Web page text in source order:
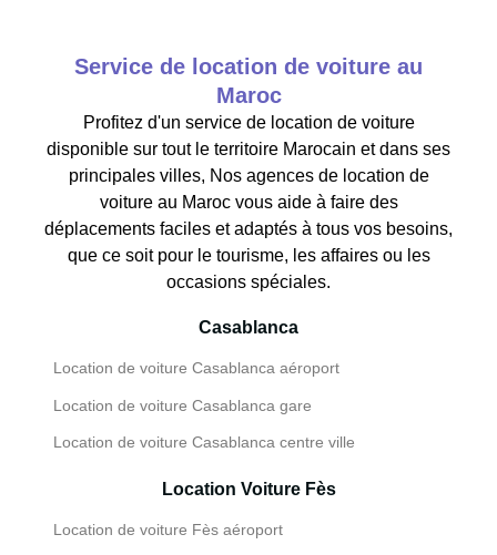
Service de location de voiture au
Maroc
Profitez d'un service de location de voiture
disponible sur tout le territoire Marocain et dans ses
principales villes, Nos agences de location de
voiture au Maroc vous aide à faire des
déplacements faciles et adaptés à tous vos besoins,
que ce soit pour le tourisme, les affaires ou les
occasions spéciales.
Casablanca
Location de voiture Casablanca aéroport
Location de voiture Casablanca gare
Location de voiture Casablanca centre ville
Location Voiture Fès
Location de voiture Fès aéroport